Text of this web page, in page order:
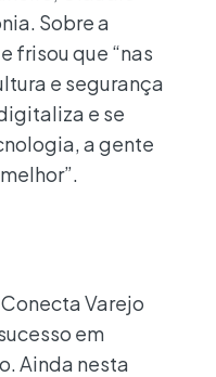
Sobre a
frisou que “nas
e segurança
e se
a gente
Varejo
em
Ainda nesta